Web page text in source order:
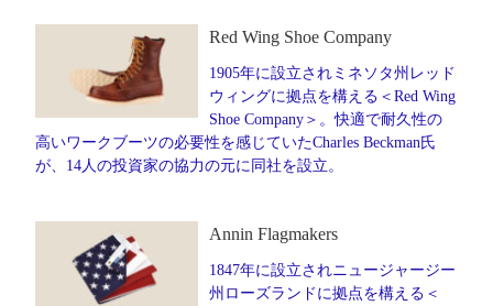
Red Wing Shoe Company
1905年に設立されミネソタ州レッド
ウィングに拠点を構える＜Red Wing
Shoe Company＞。快適で耐久性の
高いワークブーツの必要性を感じていたCharles Beckman氏
が、14人の投資家の協力の元に同社を設立。
Annin Flagmakers
1847年に設立されニュージャージー
州ローズランドに拠点を構える＜